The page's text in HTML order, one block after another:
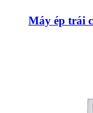
Máy ép trái